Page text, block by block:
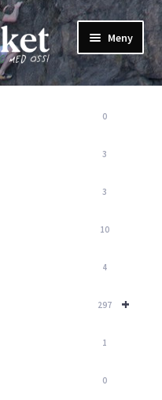
Meny
0
3
3
10
4
+
297
1
0